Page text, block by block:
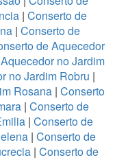
| Conserto de
| Conserto de
de Aquecedor
no Jardim
no Jardim Robru |
Rosana | Conserto
| Conserto de
| Conserto de
| Conserto de
| Conserto de